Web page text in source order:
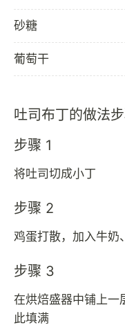
砂糖
葡萄干
吐司布丁的做法
步骤 1
将吐司切成小丁
步骤 2
鸡蛋打散，加入牛奶
步骤 3
在烘焙盛器中铺上一
此填满